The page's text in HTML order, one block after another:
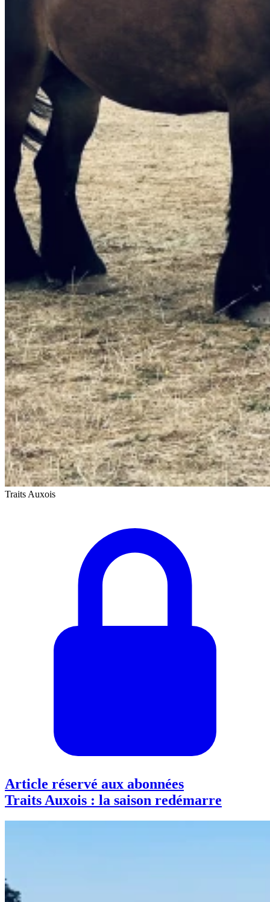
Traits Auxois
Article réservé aux abonnées
Traits Auxois : la saison redémarre